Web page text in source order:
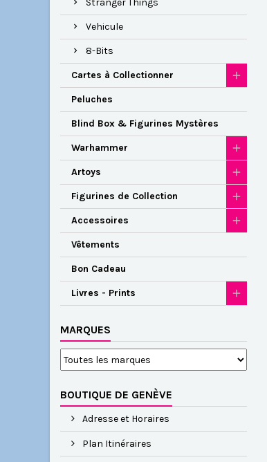
Stranger Things
Vehicule
8-Bits
Cartes à Collectionner
Peluches
Blind Box & Figurines Mystères
Warhammer
Artoys
Figurines de Collection
Accessoires
Vêtements
Bon Cadeau
Livres - Prints
MARQUES
BOUTIQUE DE GENÈVE
Adresse et Horaires
Plan Itinéraires